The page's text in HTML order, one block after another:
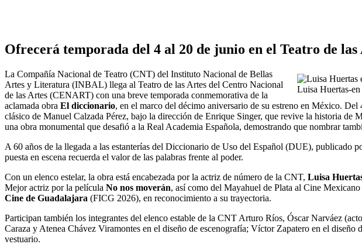
Ofrecerá temporada del 4 al 20 de junio en el Teatro de
Luisa Huertas-en
La Compañía Nacional de Teatro (CNT) del Instituto Nacional de Bellas
Artes y Literatura (INBAL) llega al Teatro de las Artes del Centro Nacional
de las Artes (CENART) con una breve temporada conmemorativa de la
aclamada obra El diccionario, en el marco del décimo aniversario de su estreno en México.
clásico de Manuel Calzada Pérez, bajo la dirección de Enrique Singer, que revive la historia de
una obra monumental que desafió a la Real Academia Española, demostrando que nombrar
A 60 años de la llegada a las estanterías del Diccionario de Uso del Español (DUE), publicado
puesta en escena recuerda el valor de las palabras frente al poder.
Con un elenco estelar, la obra está encabezada por la actriz de número de la CNT, Luisa
Mejor actriz por la película No nos moverán, así como del Mayahuel de Plata al Cine
Cine de Guadalajara (FICG 2026), en reconocimiento a su trayectoria.
Participan también los integrantes del elenco estable de la CNT Arturo Ríos, Óscar Narváez
Caraza y Atenea Chávez Viramontes en el diseño de escenografía; Víctor Zapatero en el diseño
vestuario.